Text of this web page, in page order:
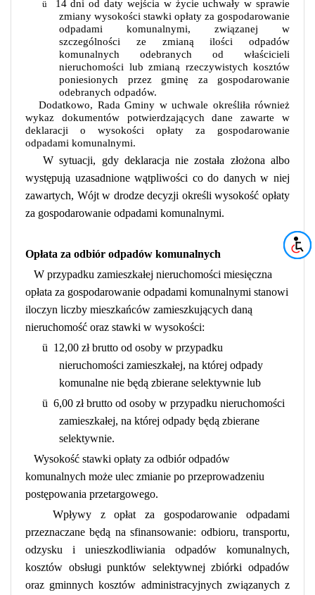
ü
14 dni od daty wejścia w życie uchwały w sprawie
zmiany wysokości stawki opłaty za gospodarowanie
odpadami komunalnymi, związanej w
szczególności ze zmianą ilości odpadów
komunalnych odebranych od właścicieli
nieruchomości lub zmianą rzeczywistych kosztów
poniesionych przez gminę za gospodarowanie
odebranych odpadów.
Dodatkowo, Rada Gminy w uchwale określiła również
wykaz dokumentów potwierdzających dane zawarte w
deklaracji o wysokości opłaty za gospodarowanie
odpadami komunalnymi.
W sytuacji, gdy deklaracja nie została złożona albo
występują uzasadnione wątpliwości co do danych w niej
zawartych, Wójt w drodze decyzji określi wysokość opłaty
za gospodarowanie odpadami komunalnymi.
Opłata za odbiór odpadów komunalnych
W przypadku zamieszkałej nieruchomości miesięczna
opłata za gospodarowanie odpadami komunalnymi stanowi
iloczyn liczby mieszkańców zamieszkujących daną
nieruchomość oraz stawki w wysokości:
ü 12,00 zł brutto od osoby w przypadku
nieruchomości zamieszkałej, na której odpady
komunalne nie będą zbierane selektywnie lub
ü 6,00 zł brutto od osoby w przypadku nieruchomości
zamieszkałej, na której odpady będą zbierane
selektywnie.
Wysokość stawki opłaty za odbiór odpadów
komunalnych może ulec zmianie po przeprowadzeniu
postępowania przetargowego.
Wpływy z opłat za gospodarowanie odpadami
przeznaczane będą na sfinansowanie: odbioru, transportu,
odzysku i unieszkodliwiania odpadów komunalnych,
kosztów obsługi punktów selektywnej zbiórki odpadów
oraz gminnych kosztów administracyjnych związanych z